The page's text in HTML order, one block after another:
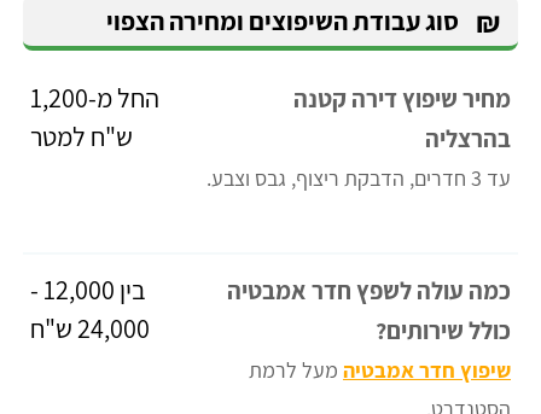
₪ סוג עבודת השיפוצים ומחירה הצפוי
מחיר שיפוץ דירה קטנה
בהרצליה
עד 3 חדרים, הדבקת ריצוף, גבס וצבע.
החל מ-1,200
ש"ח למטר
כמה עולה לשפץ חדר אמבטיה
כולל שירותים?
שיפוץ חדר אמבטיה מעל לרמת
בין 12,000 -
24,000 ש"ח